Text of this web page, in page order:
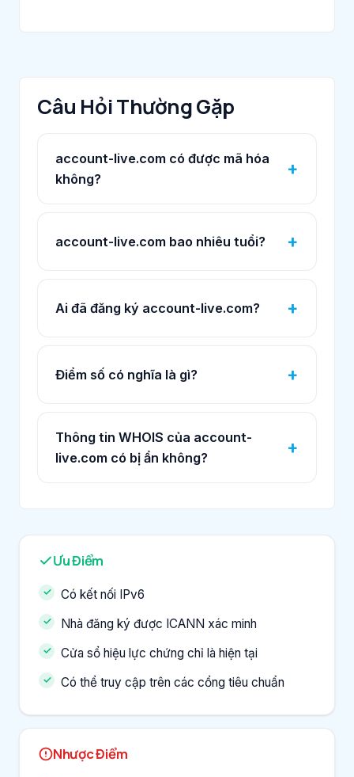
Câu Hỏi Thường Gặp
account-live.com có được mã hóa
không?
account-live.com bao nhiêu tuổi?
Ai đã đăng ký account-live.com?
Điểm số có nghĩa là gì?
Thông tin WHOIS của account-
live.com có bị ẩn không?
Ưu Điểm
Có kết nối IPv6
Nhà đăng ký được ICANN xác minh
Cửa sổ hiệu lực chứng chỉ là hiện tại
Có thể truy cập trên các cổng tiêu chuẩn
Nhược Điểm